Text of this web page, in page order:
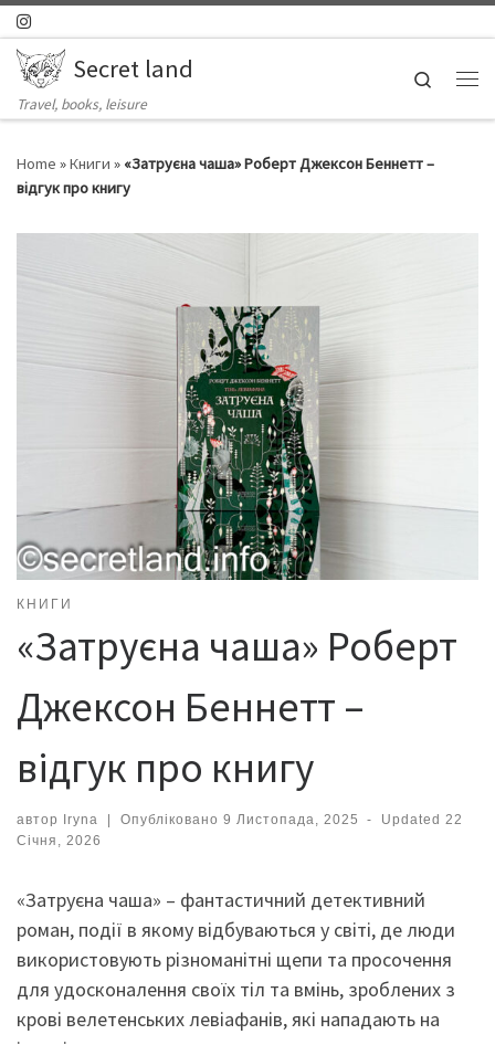
Skip to content
Secret land
Travel, books, leisure
Search
Home »Книги » «Затруєна чаша» Роберт Джексон Беннетт –
відгук про книгу
КНИГИ
«Затруєна чаша» Роберт
Джексон Беннетт –
відгук про книгу
автор Iryna Опубліковано 9 Листопада, 2025 - Updated22
Січня, 2026
«Затруєна чаша» – фантастичний детективний
роман, події в якому відбуваються у світі, де люди
використовують різноманітні щепи та просочення
для удосконалення своїх тіл та вмінь, зроблених з
крові велетенських левіафанів, які нападають на